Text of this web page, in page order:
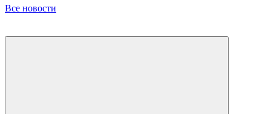
Все новости